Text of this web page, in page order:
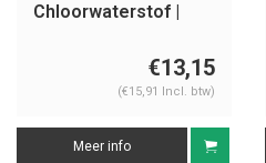
Chloorwaterstof |
€13,15
(€15,91 Incl. btw)
Meer info